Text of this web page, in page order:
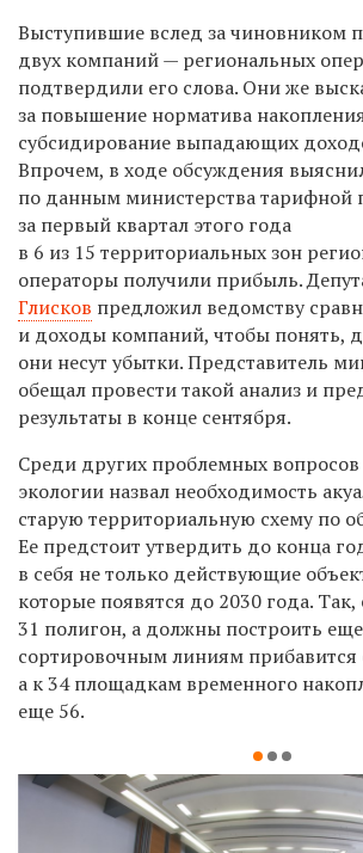
Выступившие вслед за чиновником
двух компаний — региональных
подтвердили его слова. Они же
за повышение норматива
субсидирование выпадающих
Впрочем, в ходе обсуждения
по данным министерства тарифной
за первый квартал этого года
в 6 из 15 территориальных зон
операторы получили прибыль.
Глисков предложил ведомству
и доходы компаний, чтобы понять,
они несут убытки. Представитель
обещал провести такой анализ и
результаты в конце сентября.
Среди других проблемных
экологии назвал необходимость
старую территориальную схему по
Ее предстоит утвердить до конца
в себя не только действующие
которые появятся до 2030 года. Так,
31 полигон, а должны построить
сортировочным линиям
а к 34 площадкам временного
еще 56.